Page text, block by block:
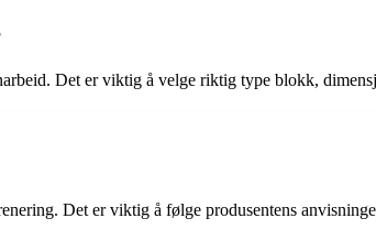
Det er viktig å velge riktig type blokk,
Det er viktig å følge produsentens